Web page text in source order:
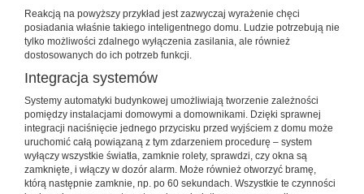
Reakcją na powyższy przykład jest zazwyczaj wyrażenie chęci
posiadania właśnie takiego inteligentnego domu. Ludzie potrzebują nie
tylko możliwości zdalnego wyłączenia zasilania, ale również
dostosowanych do ich potrzeb funkcji.
Integracja systemów
Systemy automatyki budynkowej umożliwiają tworzenie zależności
pomiędzy instalacjami domowymi a domownikami. Dzięki sprawnej
integracji naciśnięcie jednego przycisku przed wyjściem z domu może
uruchomić całą powiązaną z tym zdarzeniem procedurę – system
wyłączy wszystkie światła, zamknie rolety, sprawdzi, czy okna są
zamknięte, i włączy w dozór alarm. Może również otworzyć bramę,
którą następnie zamknie, np. po 60 sekundach. Wszystkie te czynności